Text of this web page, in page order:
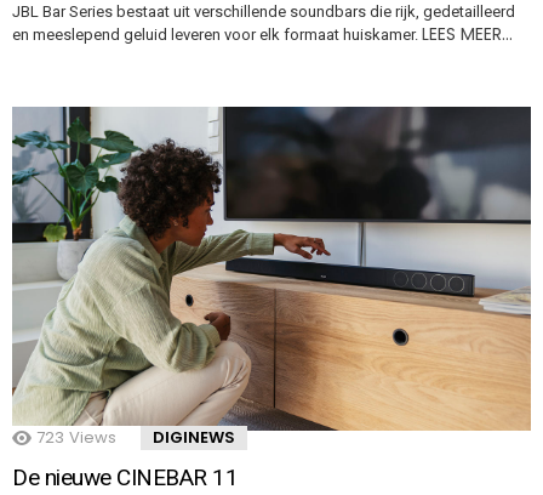
JBL Bar Series bestaat uit verschillende soundbars die rijk, gedetailleerd
en meeslepend geluid leveren voor elk formaat huiskamer. LEES MEER…
723 Views DIGINEWS
De nieuwe CINEBAR 11